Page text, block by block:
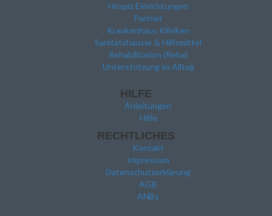
Hospiz Einrichtungen
Partner
Krankenhaus Kliniken
Sanitätshäuser & Hilfsmittel
Rehabilitation (Reha)
Unterstützung im Alltag
HILFE
Anleitungen
Hilfe
RECHTLICHES
Kontakt
Impressum
Datenschutzerklärung
AGB
ANBs